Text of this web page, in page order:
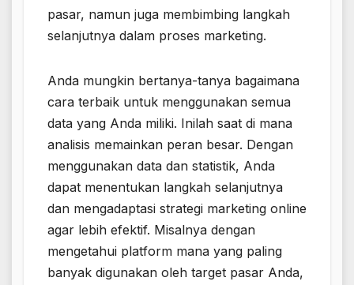
pasar, namun juga membimbing langkah
selanjutnya dalam proses marketing.
Anda mungkin bertanya-tanya bagaimana
cara terbaik untuk menggunakan semua
data yang Anda miliki. Inilah saat di mana
analisis memainkan peran besar. Dengan
menggunakan data dan statistik, Anda
dapat menentukan langkah selanjutnya
dan mengadaptasi strategi marketing online
agar lebih efektif. Misalnya dengan
mengetahui platform mana yang paling
banyak digunakan oleh target pasar Anda,